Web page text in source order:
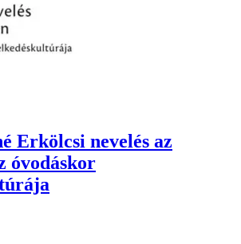
Erkölcsi nevelés az
óvodáskor